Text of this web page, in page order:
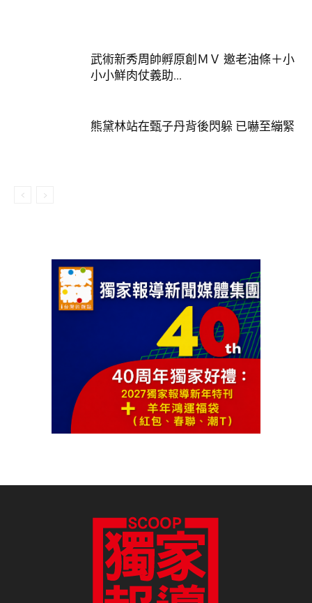
武術新秀周帥孵原創ＭＶ 邀老油條＋小
小小鮮肉仗義助...
熊黛林站在甄子丹背後閃躲 已嚇至繃緊